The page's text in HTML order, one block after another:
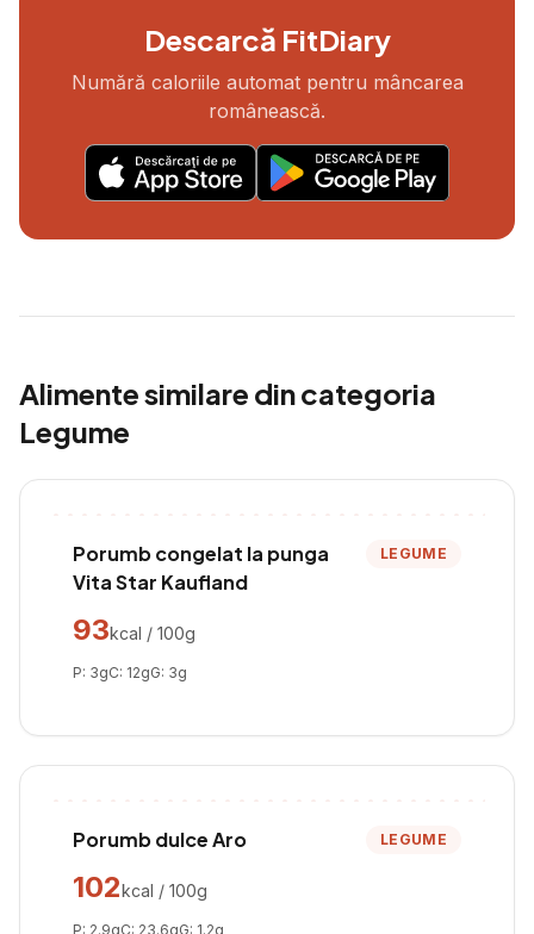
Descarcă FitDiary
Numără caloriile automat pentru mâncarea
românească.
Alimente similare din categoria
Legume
Porumb congelat la punga
Vita Star Kaufland
LEGUME
93kcal / 100g
P: 3gC: 12gG: 3g
Porumb dulce Aro LEGUME
102kcal / 100g
P: 2.9gC: 23.6gG: 1.2g